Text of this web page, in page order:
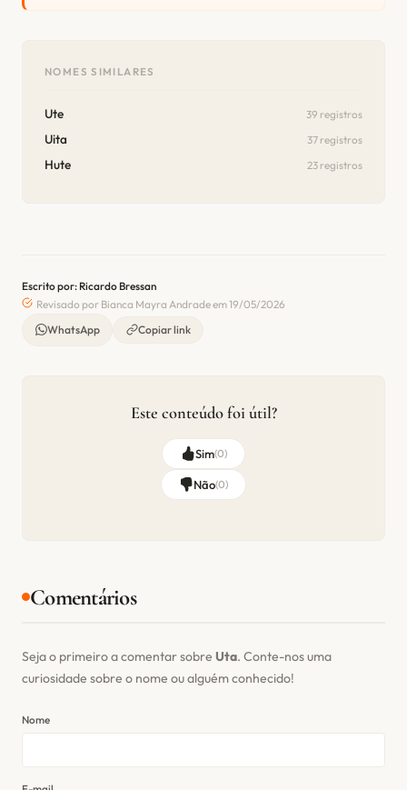
NOMES SIMILARES
Ute 39 registros
Uita 37 registros
Hute 23 registros
Escrito por: Ricardo Bressan
Revisado por Bianca Mayra Andrade em 19/05/2026
WhatsApp
Copiar link
Este conteúdo foi útil?
Sim(0)
Não(0)
Comentários
Seja o primeiro a comentar sobre Uta. Conte-nos uma
curiosidade sobre o nome ou alguém conhecido!
Nome